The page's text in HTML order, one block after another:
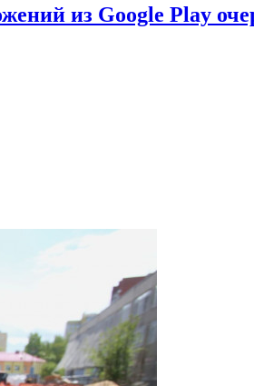
из Google Play